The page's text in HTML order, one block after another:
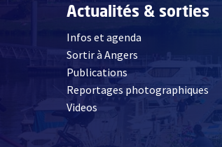
Actualités & sorties
Infos et agenda
Sortir à Angers
Publications
Reportages photographiques
Videos, Ouvre une nouvelle